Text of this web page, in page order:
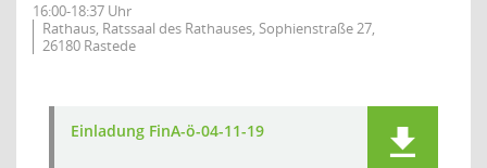
16:00-18:37 Uhr
Rathaus, Ratssaal des Rathauses, Sophienstraße 27,
26180 Rastede
Einladung FinA-ö-04-11-19